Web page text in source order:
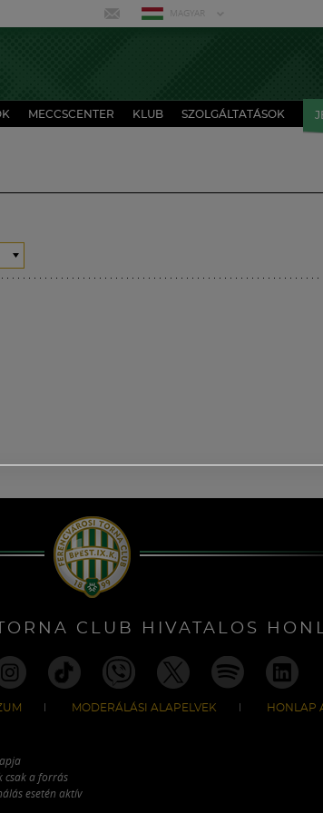
MAGYAR
MECCSCENTER KLUB SZOLGÁLTATÁSOK
CLUB HIVATALOS
MODERÁLÁSI ALAPELVEK HONLAP
csak a forrás
esetén aktív